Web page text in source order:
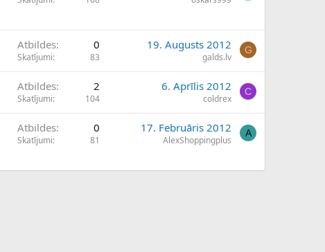
Atbildes 0
Skatījumi 83
19. Augusts 2012
galds.lv
G
Atbildes 2
Skatījumi 104
6. Aprīlis 2012
coldrex
C
Atbildes 0
Skatījumi 81
17. Februāris 2012
AlexShoppingplus
A